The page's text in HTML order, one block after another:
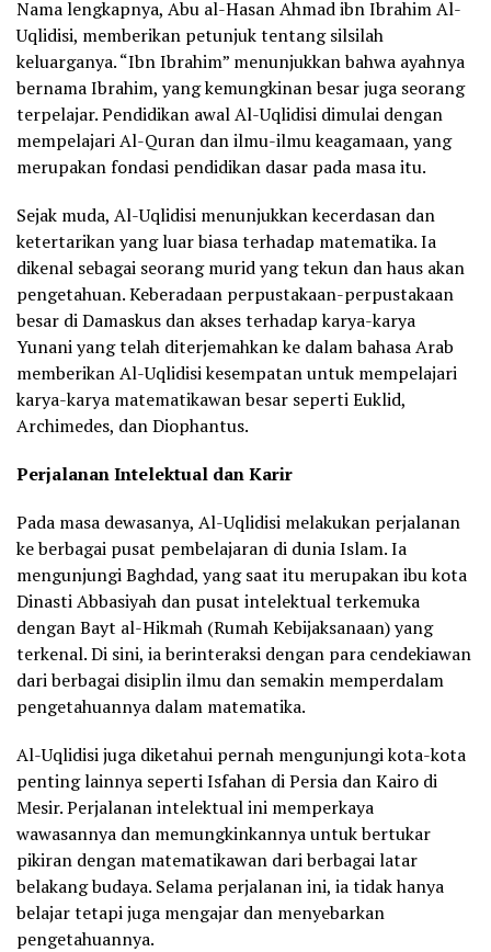
Nama lengkapnya, Abu al-Hasan Ahmad ibn Ibrahim Al-
Uqlidisi, memberikan petunjuk tentang silsilah
keluarganya. “Ibn Ibrahim” menunjukkan bahwa ayahnya
bernama Ibrahim, yang kemungkinan besar juga seorang
terpelajar. Pendidikan awal Al-Uqlidisi dimulai dengan
mempelajari Al-Quran dan ilmu-ilmu keagamaan, yang
merupakan fondasi pendidikan dasar pada masa itu.
Sejak muda, Al-Uqlidisi menunjukkan kecerdasan dan
ketertarikan yang luar biasa terhadap matematika. Ia
dikenal sebagai seorang murid yang tekun dan haus akan
pengetahuan. Keberadaan perpustakaan-perpustakaan
besar di Damaskus dan akses terhadap karya-karya
Yunani yang telah diterjemahkan ke dalam bahasa Arab
memberikan Al-Uqlidisi kesempatan untuk mempelajari
karya-karya matematikawan besar seperti Euklid,
Archimedes, dan Diophantus.
Perjalanan Intelektual dan Karir
Pada masa dewasanya, Al-Uqlidisi melakukan perjalanan
ke berbagai pusat pembelajaran di dunia Islam. Ia
mengunjungi Baghdad, yang saat itu merupakan ibu kota
Dinasti Abbasiyah dan pusat intelektual terkemuka
dengan Bayt al-Hikmah (Rumah Kebijaksanaan) yang
terkenal. Di sini, ia berinteraksi dengan para cendekiawan
dari berbagai disiplin ilmu dan semakin memperdalam
pengetahuannya dalam matematika.
Al-Uqlidisi juga diketahui pernah mengunjungi kota-kota
penting lainnya seperti Isfahan di Persia dan Kairo di
Mesir. Perjalanan intelektual ini memperkaya
wawasannya dan memungkinkannya untuk bertukar
pikiran dengan matematikawan dari berbagai latar
belakang budaya. Selama perjalanan ini, ia tidak hanya
belajar tetapi juga mengajar dan menyebarkan
pengetahuannya.